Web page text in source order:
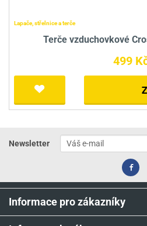
Lapače, střelnice a terče
Terče vzduchovkové
499
Newsletter
Informace pro zákazníky